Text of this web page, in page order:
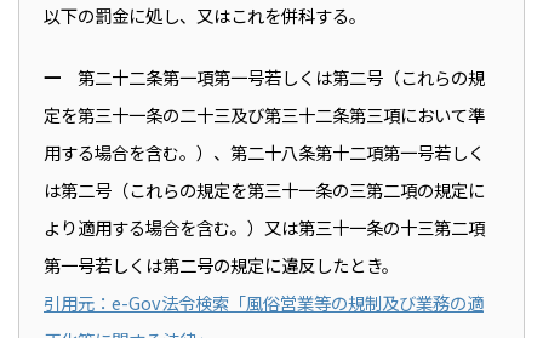
以下の罰金に処し、又はこれを併科する。
一 第二十二条第一項第一号若しくは第二号（これらの規
定を第三十一条の二十三及び第三十二条第三項において準
用する場合を含む。）、第二十八条第十二項第一号若しく
は第二号（これらの規定を第三十一条の三第二項の規定に
より適用する場合を含む。）又は第三十一条の十三第二項
第一号若しくは第二号の規定に違反したとき。
引用元：e-Gov法令検索「風俗営業等の規制及び業務の適